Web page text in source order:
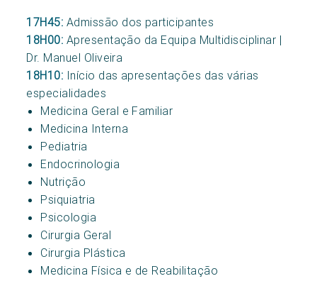
17H45: Admissão dos participantes
18H00: Apresentação da Equipa Multidisciplinar |
Dr. Manuel Oliveira
18H10: Início das apresentações das várias
especialidades
Medicina Geral e Familiar
Medicina Interna
Pediatria
Endocrinologia
Nutrição
Psiquiatria
Psicologia
Cirurgia Geral
Cirurgia Plástica
Medicina Física e de Reabilitação